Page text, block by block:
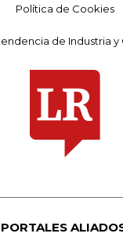
Política de Cookies
de Industria y
PORTALES